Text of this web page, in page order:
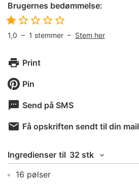
Brugernes bedømmelse:
1,0 – 1 stemmer – Stem her
Print
Pin
Send på SMS
Få opskriften sendt til din mail
Ingredienser til 32 stk
16 pølser